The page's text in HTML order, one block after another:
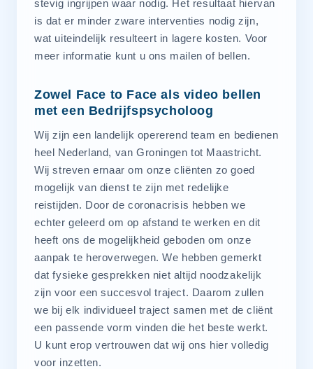
stevig ingrijpen waar nodig. Het resultaat hiervan
is dat er minder zware interventies nodig zijn,
wat uiteindelijk resulteert in lagere kosten. Voor
meer informatie kunt u ons mailen of bellen.
Zowel Face to Face als video bellen
met een Bedrijfspsycholoog
Wij zijn een landelijk opererend team en bedienen
heel Nederland, van Groningen tot Maastricht.
Wij streven ernaar om onze cliënten zo goed
mogelijk van dienst te zijn met redelijke
reistijden. Door de coronacrisis hebben we
echter geleerd om op afstand te werken en dit
heeft ons de mogelijkheid geboden om onze
aanpak te heroverwegen. We hebben gemerkt
dat fysieke gesprekken niet altijd noodzakelijk
zijn voor een succesvol traject. Daarom zullen
we bij elk individueel traject samen met de cliënt
een passende vorm vinden die het beste werkt.
U kunt erop vertrouwen dat wij ons hier volledig
voor inzetten.